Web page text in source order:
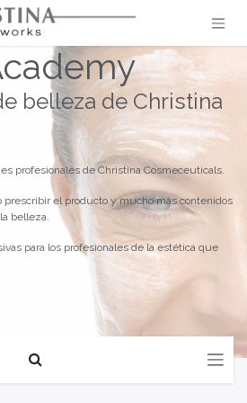
belleza de Christina
profesionales de Christina Cosmeceuticals.
prescribir el producto y mucho más contenidos
belleza.
para los profesionales de la estética que